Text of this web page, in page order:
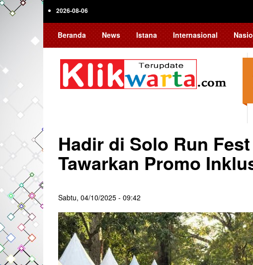
Skip
2026-08-06
Beranda News Istana Internasional
Hadir di Solo Run
Tawarkan Promo
Sabtu, 04/10/2025 - 09:42